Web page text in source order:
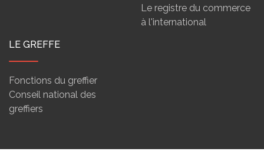
Le registre du commerce
à l'international
LE GREFFE
Fonctions du greffier
Conseil national des
greffiers